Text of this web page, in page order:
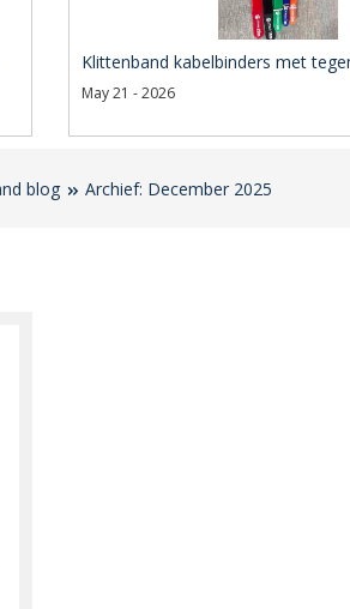
Klittenband kabelbinders met
May 21 - 2026
blog Archief: December 2025